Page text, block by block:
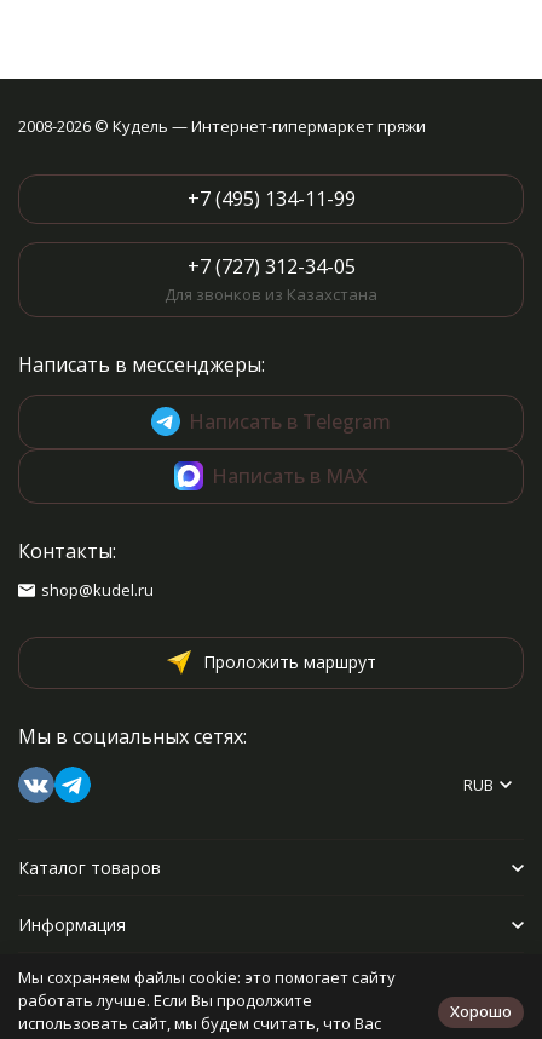
2008-2026 © Кудель — Интернет-гипермаркет пряжи
+7 (495) 134-11-99
+7 (727) 312-34-05
Для звонков из Казахстана
Написать в мессенджеры:
Написать в Telegram
Написать в MAX
Контакты:
shop@kudel.ru
Проложить маршрут
Мы в социальных сетях:
RUB
Каталог товаров
Информация
Прочее
Мы сохраняем файлы cookie: это помогает сайту
работать лучше. Если Вы продолжите
использовать сайт, мы будем считать, что Вас
Хорошо